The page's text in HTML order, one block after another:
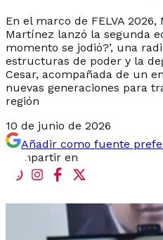
En el marco de FELVA
Martínez lanzó la segunda
momento se jodió?’, una
estructuras de poder y la
Cesar, acompañada de un
nuevas generaciones para
región
10 de junio de 2026
Añadir como fuente
Compartir en